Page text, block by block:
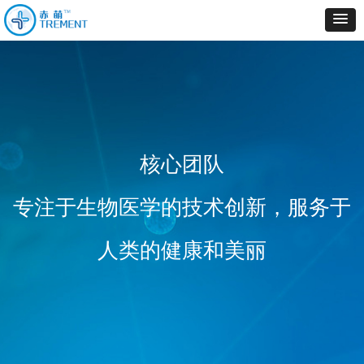
核心团队
专注于生物医学的技术创新，服务于
人类的健康和美丽